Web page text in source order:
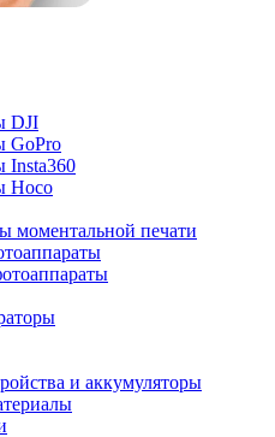
DJI
GoPro
Insta360
Hoco
моментальной печати
и аккумуляторы